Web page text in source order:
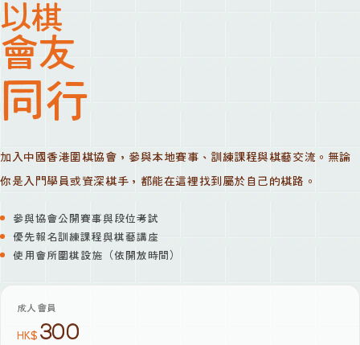
以棋
會友
同行
加入中國香港圍棋協會，參與本地賽事、訓練課程與棋藝交流。無論
你是入門學員或資深棋手，都能在這裡找到屬於自己的棋路。
參與協會公開賽事與段位考試
優先報名訓練課程與棋藝講座
使用會所圍棋設施（依開放時間）
成人會員
HK$ 300